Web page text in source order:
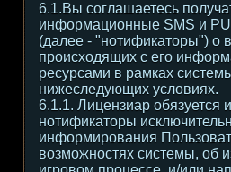
6.1.Вы соглашаетесь
информационные SMS и
(далее - "нотификаторы") о
происходящих с его
ресурсами в рамках
нижеследующих условиях.
6.1.1. Лицензиар обязуется
нотификаторы
информирования
возможностях системы, об